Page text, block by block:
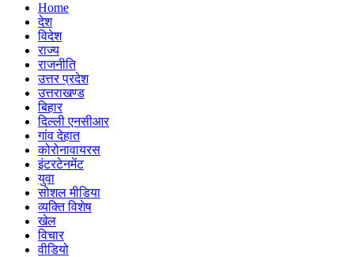
Home
देश
विदेश
राज्य
राजनीति
उत्तर प्रदेश
उत्तराखण्ड
बिहार
दिल्ली एनसीआर
गांव देहात
कोरोनावायरस
इंटरटेनमेंट
युवा
सोशल मीडिया
व्यक्ति विशेष
खेल
विचार
वीडियो